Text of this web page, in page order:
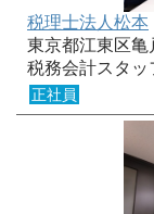
税理士法人松本
東京都江東区亀
税務会計スタ
正社員